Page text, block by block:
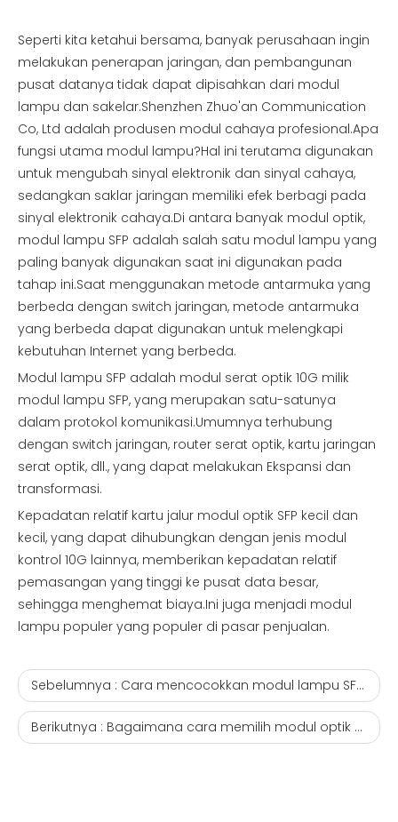
Seperti kita ketahui bersama, banyak perusahaan ingin
melakukan penerapan jaringan, dan pembangunan
pusat datanya tidak dapat dipisahkan dari modul
lampu dan sakelar.Shenzhen Zhuo'an Communication
Co, Ltd adalah produsen modul cahaya profesional.Apa
fungsi utama modul lampu?Hal ini terutama digunakan
untuk mengubah sinyal elektronik dan sinyal cahaya,
sedangkan saklar jaringan memiliki efek berbagi pada
sinyal elektronik cahaya.Di antara banyak modul optik,
modul lampu SFP adalah salah satu modul lampu yang
paling banyak digunakan saat ini digunakan pada
tahap ini.Saat menggunakan metode antarmuka yang
berbeda dengan switch jaringan, metode antarmuka
yang berbeda dapat digunakan untuk melengkapi
kebutuhan Internet yang berbeda.
Modul lampu SFP adalah modul serat optik 10G milik
modul lampu SFP, yang merupakan satu-satunya
dalam protokol komunikasi.Umumnya terhubung
dengan switch jaringan, router serat optik, kartu jaringan
serat optik, dll., yang dapat melakukan Ekspansi dan
transformasi.
Kepadatan relatif kartu jalur modul optik SFP kecil dan
kecil, yang dapat dihubungkan dengan jenis modul
kontrol 10G lainnya, memberikan kepadatan relatif
pemasangan yang tinggi ke pusat data besar,
sehingga menghemat biaya.Ini juga menjadi modul
lampu populer yang populer di pasar penjualan.
Sebelumnya : Cara mencocokkan modul lampu SFP dan sakelar jaringan. Kompatibel dengan epon onu huawei
Berikutnya : Bagaimana cara memilih modul optik SFP dengan benar? Modul sfp yang kompatibel dengan Huawei